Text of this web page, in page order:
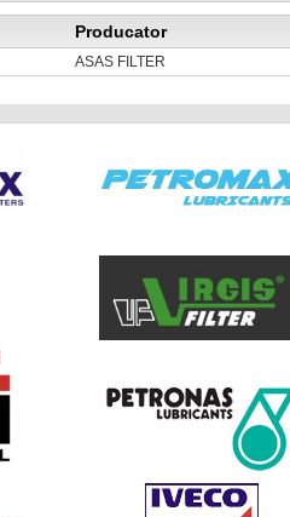
Producator
ASAS FILTER